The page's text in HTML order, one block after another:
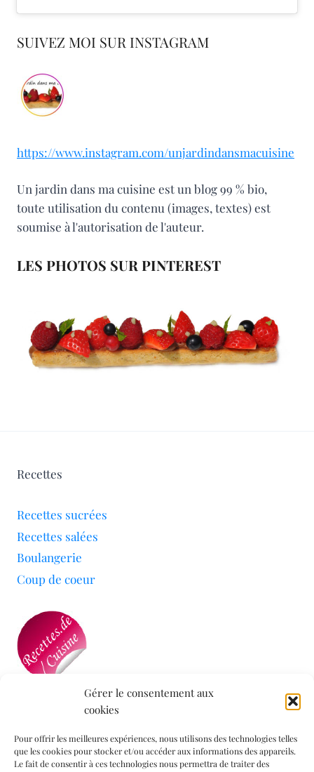
Gérer le consentement aux
cookies
Pour offrir les meilleures expériences, nous utilisons des technologies telles
que les cookies pour stocker et/ou accéder aux informations des appareils.
Le fait de consentir à ces technologies nous permettra de traiter des
SUIVEZ MOI SUR INSTAGRAM
https://www.instagram.com/unjardindansmacuisine
Un jardin dans ma cuisine est un blog 99 % bio,
toute utilisation du contenu (images, textes) est
soumise à l'autorisation de l'auteur.
LES PHOTOS SUR PINTEREST
Recettes
Recettes sucrées
Recettes salées
Boulangerie
Coup de coeur
Mon blog a été sélectionné par le site